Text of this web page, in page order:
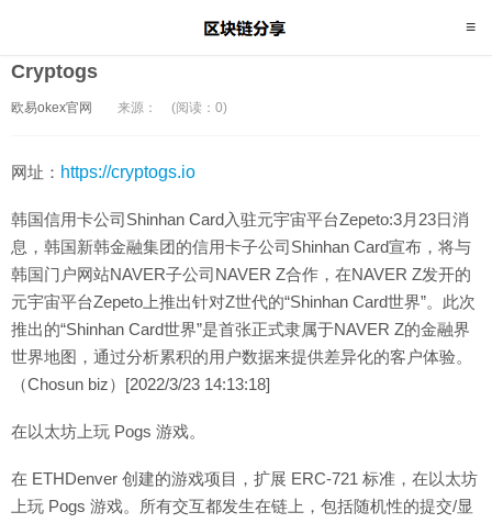
Cryptogs
欧易okex官网 来源： (阅读：0)
网址： https://cryptogs.io
韩国信用卡公司Shinhan Card入驻元宇宙平台Zepeto:3月23日消
息，韩国新韩金融集团的信用卡子公司Shinhan Card宣布，将与
韩国门户网站NAVER子公司NAVER Z合作，在NAVER Z发开的
元宇宙平台Zepeto上推出针对Z世代的“Shinhan Card世界”。此次
推出的“Shinhan Card世界”是首张正式隶属于NAVER Z的金融界
世界地图，通过分析累积的用户数据来提供差异化​​的客户体验。
（Chosun biz）[2022/3/23 14:13:18]
在以太坊上玩 Pogs 游戏。
在 ETHDenver 创建的游戏项目，扩展 ERC-721 标准，在以太坊
上玩 Pogs 游戏。所有交互都发生在链上，包括随机性的提交/显